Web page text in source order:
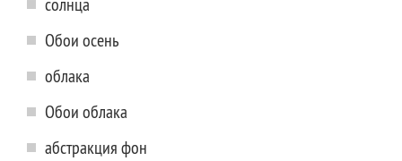
Обои осень
облака
Обои облака
абстракция фон